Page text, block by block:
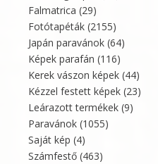
Falmatrica (29)
Fotótapéták (2155)
Japán paravánok (64)
Képek parafán (116)
Kerek vászon képek (44)
Kézzel festett képek (23)
Leárazott termékek (9)
Paravánok (1055)
Saját kép (4)
Számfestő (463)